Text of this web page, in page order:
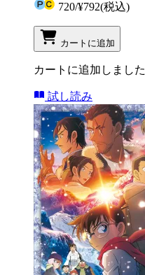
720/¥792(税込)
カートに追加
カートに追加しました
試し読み